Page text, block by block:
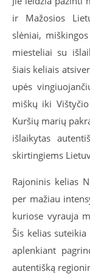
ir Mažosios
slėniai,
miesteliai su
šiais keliais
upės
miškų iki
Kuršių marių
išlaikytas
skirtingiems
Rajoninis kelias
per mažiau
kuriose vyrauja
Šis kelias
aplenkiant
autentišką